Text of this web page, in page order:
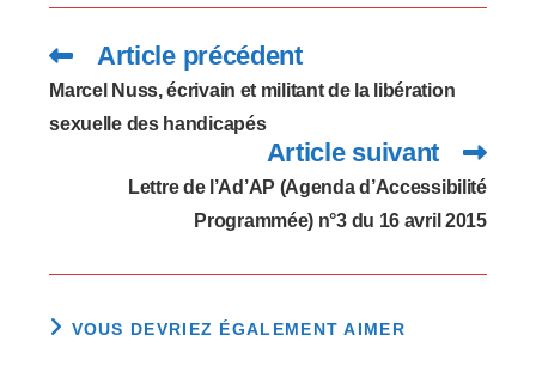
Read
more
articles
Article précédent
Marcel Nuss, écrivain et militant de la libération
sexuelle des handicapés
Article suivant
Lettre de l’Ad’AP (Agenda d’Accessibilité
Programmée) n°3 du 16 avril 2015
VOUS DEVRIEZ ÉGALEMENT AIMER